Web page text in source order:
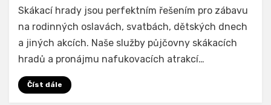
Autor Hradprodeti.cz
Přidat komentář
Skákací
hrad
–
Ideální
Skákací hrady jsou perfektním řešením pro zábavu
na rodinných oslavách, svatbách, dětských dnech
a jiných akcích. Naše služby půjčovny skákacích
hradů a pronájmu nafukovacích atrakcí…
Číst dále